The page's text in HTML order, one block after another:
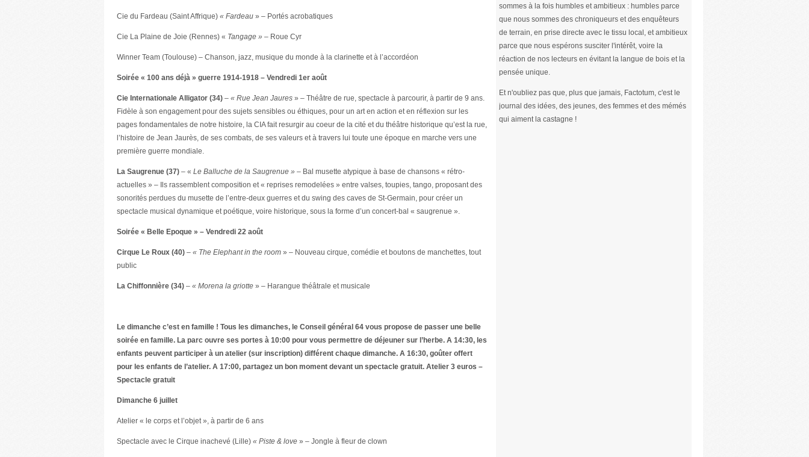
Cie du Fardeau (Saint Affrique) « Fardeau » – Portés acrobatiques
Cie La Plaine de Joie (Rennes) « Tangage » – Roue Cyr
Winner Team (Toulouse) – Chanson, jazz, musique du monde à la clarinette et à l’accordéon
Soirée « 100 ans déjà » guerre 1914-1918 – Vendredi 1er août
Cie Internationale Alligator (34) – « Rue Jean Jaures » – Théâtre de rue, spectacle à parcourir, à partir de 9 ans.
Fidèle à son engagement pour des sujets sensibles ou éthiques, pour un art en action et en réflexion sur les
pages fondamentales de notre histoire, la CIA fait resurgir au coeur de la cité et du théâtre historique qu’est la rue,
l’histoire de Jean Jaurès, de ses combats, de ses valeurs et à travers lui toute une époque en marche vers une
première guerre mondiale.
La Saugrenue (37) – « Le Balluche de la Saugrenue » – Bal musette atypique à base de chansons « rétro-
actuelles » – Ils rassemblent composition et « reprises remodelées » entre valses, toupies, tango, proposant des
sonorités perdues du musette de l’entre-deux guerres et du swing des caves de St-Germain, pour créer un
spectacle musical dynamique et poétique, voire historique, sous la forme d’un concert-bal « saugrenue ».
Soirée « Belle Epoque » – Vendredi 22 août
Cirque Le Roux (40) – « The Elephant in the room » – Nouveau cirque, comédie et boutons de manchettes, tout
public
La Chiffonnière (34) – « Morena la griotte » – Harangue théâtrale et musicale
Le dimanche c’est en famille ! Tous les dimanches, le Conseil général 64 vous propose de passer une belle
soirée en famille. La parc ouvre ses portes à 10:00 pour vous permettre de déjeuner sur l’herbe. A 14:30, les
enfants peuvent participer à un atelier (sur inscription) différent chaque dimanche. A 16:30, goûter offert
pour les enfants de l’atelier. A 17:00, partagez un bon moment devant un spectacle gratuit. Atelier 3 euros –
Spectacle gratuit
Dimanche 6 juillet
Atelier « le corps et l’objet », à partir de 6 ans
Spectacle avec le Cirque inachevé (Lille) « Piste & love » – Jongle à fleur de clown
sommes à la fois humbles et ambitieux : humbles parce
que nous sommes des chroniqueurs et des enquêteurs
de terrain, en prise directe avec le tissu local, et ambitieux
parce que nous espérons susciter l'intérêt, voire la
réaction de nos lecteurs en évitant la langue de bois et la
pensée unique.
Et n'oubliez pas que, plus que jamais, Factotum, c'est le
journal des idées, des jeunes, des femmes et des mémés
qui aiment la castagne !